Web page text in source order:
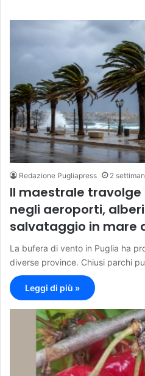
Redazione Pugliapress 2
Il maestrale travolge
negli aeroporti,
salvataggio in mare
La bufera di vento in Puglia ha
diverse province. Chiusi parchi
Leggi di più »